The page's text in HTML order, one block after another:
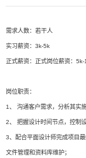
需求人数：若干人
实习薪资：3k-5k
正式薪资：正式岗位薪资：
岗位职责：
1、 沟通客户需求，分析其实
2、 把握设计时间节点，控制
3、配合平面设计师完成项目
文件管理和资料库维护；